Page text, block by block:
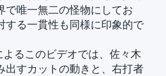
で唯一無二の怪物にしてお
する一貫性も同様に印象的で
るこのビデオでは、佐々木
出すカットの動きと、右打者